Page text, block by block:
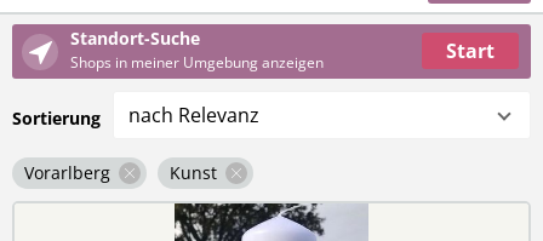
Standort-Suche
Shops in meiner Umgebung anzeigen Start
Sortierung nach Relevanz
Vorarlberg Kunst